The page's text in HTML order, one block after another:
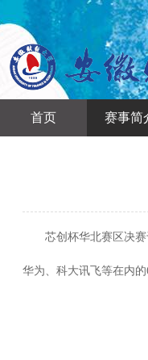
首页 赛事简
芯创杯华北赛区决
华为、科大讯飞等在内的